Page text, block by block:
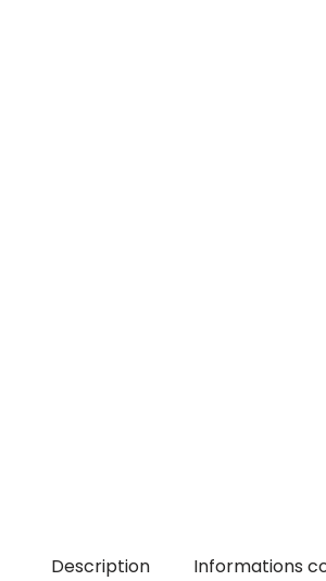
Description Informations